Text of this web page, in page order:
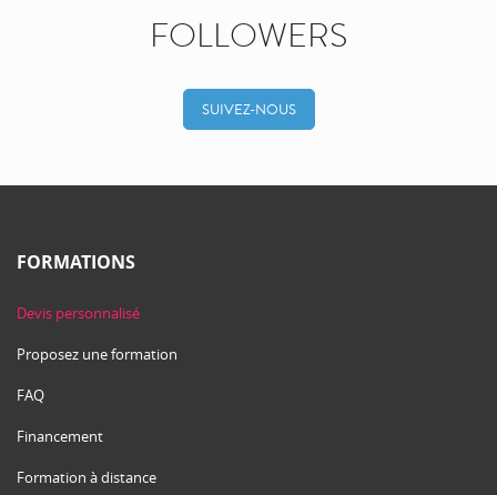
FOLLOWERS
SUIVEZ-NOUS
FORMATIONS
Devis personnalisé
Proposez une formation
FAQ
Financement
Formation à distance